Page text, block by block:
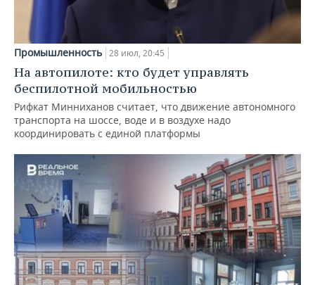
Промышленность 28 июл, 20:45
На автопилоте: кто будет управлять
беспилотной мобильностью
Рифкат Минниханов считает, что движение автономного
транспорта на шоссе, воде и в воздухе надо
координировать с единой платформы